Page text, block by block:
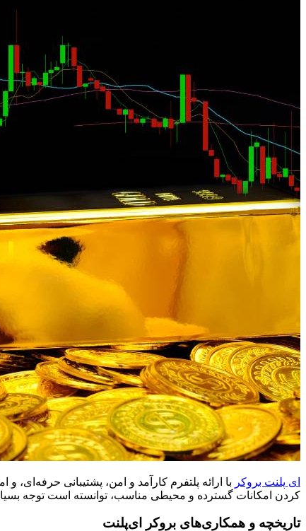
ای پلنت بروکر
کردن امکانات گسترده و محیطی مناسب، توانسته است توجه
تاریخچه و همکاری‌های بروکر ای‌پلنت